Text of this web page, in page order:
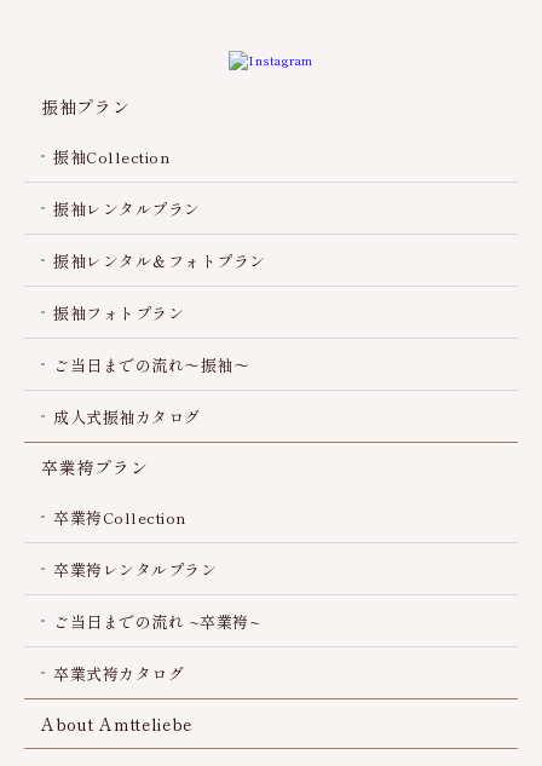
振袖プラン
振袖Collection
振袖レンタルプラン
振袖レンタル＆フォトプラン
振袖フォトプラン
ご当日までの流れ～振袖～
成人式振袖カタログ
卒業袴プラン
卒業袴Collection
卒業袴レンタルプラン
ご当日までの流れ ~卒業袴~
卒業式袴カタログ
About Amtteliebe